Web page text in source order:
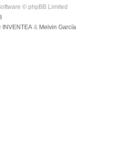
© phpBB Limited
INVENTEA & Melvin García